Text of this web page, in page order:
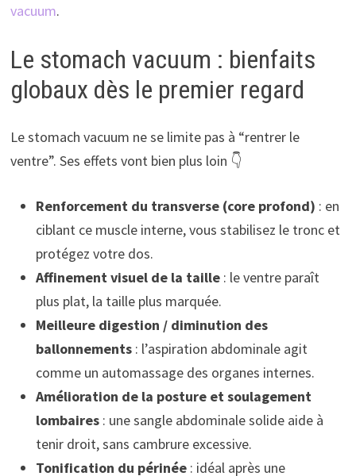
vacuum.
Le stomach vacuum : bienfaits
globaux dès le premier regard
Le stomach vacuum ne se limite pas à “rentrer le
ventre”. Ses effets vont bien plus loin 👇
Renforcement du transverse (core profond) : en
ciblant ce muscle interne, vous stabilisez le tronc et
protégez votre dos.
Affinement visuel de la taille: le ventre paraît
plus plat, la taille plus marquée.
Meilleure digestion / diminution des
ballonnements: l’aspiration abdominale agit
comme un automassage des organes internes.
Amélioration de la posture et soulagement
lombaires: une sangle abdominale solide aide à
tenir droit, sans cambrure excessive.
Tonification du périnée: idéal après une